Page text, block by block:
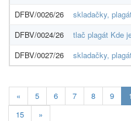
DFBV/0026/26
skladačky,
DFBV/0024/26
tlač plagát Kde
DFBV/0027/26
skladačky,
« 5 6 7 8 9
15
»